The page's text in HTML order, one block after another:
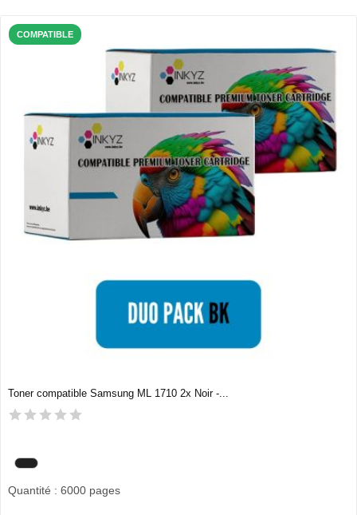
COMPATIBLE
Toner compatible Samsung ML 1710 2x Noir -...
Quantité : 6000 pages